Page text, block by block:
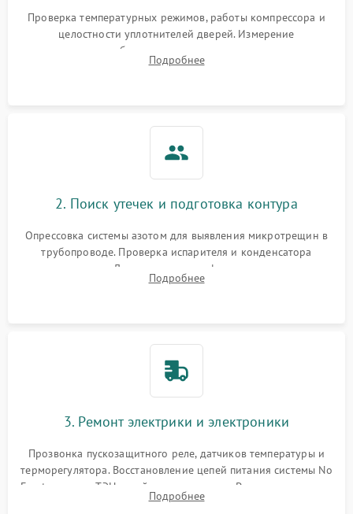
работе
2000 ₽ Подробнее →
1000 ₽
1800 ₽
Проверка температурных режимов, работы компрессора и
целостности уплотнителей дверей. Измерение
сопротивления обмоток мотора, проверка термостата и
считывание кодов ошибок с электронного дисплея.
Подробнее
2. Поиск утечек и подготовка контура
Опрессовка системы азотом для выявления микротрещин в
трубопроводе. Проверка испарителя и конденсатора
течеискателем. Демонтаж старого фильтра-осушителя и
продувка капиллярной трубки для устранения засоров.
Подробнее
3. Ремонт электрики и электроники
Прозвонка пускозащитного реле, датчиков температуры и
терморегулятора. Восстановление цепей питания системы No
Frost, включая ТЭН оттайки и вентилятор. Ремонт или замена
платы управления при сбоях алгоритмов.
Подробнее